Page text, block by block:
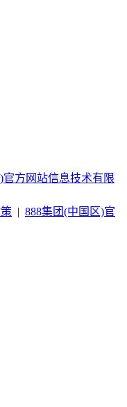
官方网站信息技术有限
888集团(中国区)官